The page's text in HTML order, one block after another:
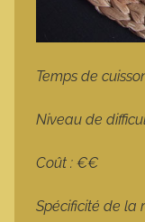
Temps de
Niveau de
Coût : €€
Spécificité de la